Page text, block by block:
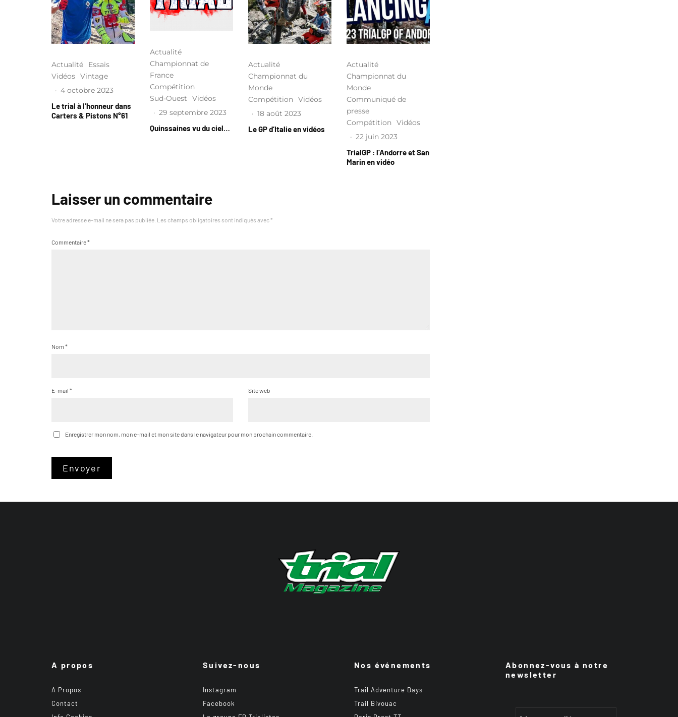
Actualité
Essais
Vidéos Vintage
· 4 octobre 2023
Le trial à l’honneur dans
Carters & Pistons N°61
Actualité
Championnat de
France
Compétition
Sud-Ouest
Vidéos
· 29 septembre 2023
Quinssaines vu du ciel…
Actualité
Championnat du
Monde
Compétition
Vidéos
· 18 août 2023
Le GP d’Italie en vidéos
Actualité
Championnat du
Monde
Communiqué de
presse
Compétition
Vidéos
· 22 juin 2023
TrialGP : l’Andorre et San
Marin en vidéo
Laisser un commentaire
Votre adresse e-mail ne sera pas publiée. Les champs obligatoires sont indiqués avec *
Commentaire*
Nom *
E-mail * Site web
Enregistrer mon nom, mon e-mail et mon site dans le navigateur pour mon prochain commentaire.
A propos
A Propos
Contact
Suivez-nous
Instagram
Facebook
Nos événements
Trail Adventure Days
Trail Bivouac
Abonnez-vous à notre
newsletter